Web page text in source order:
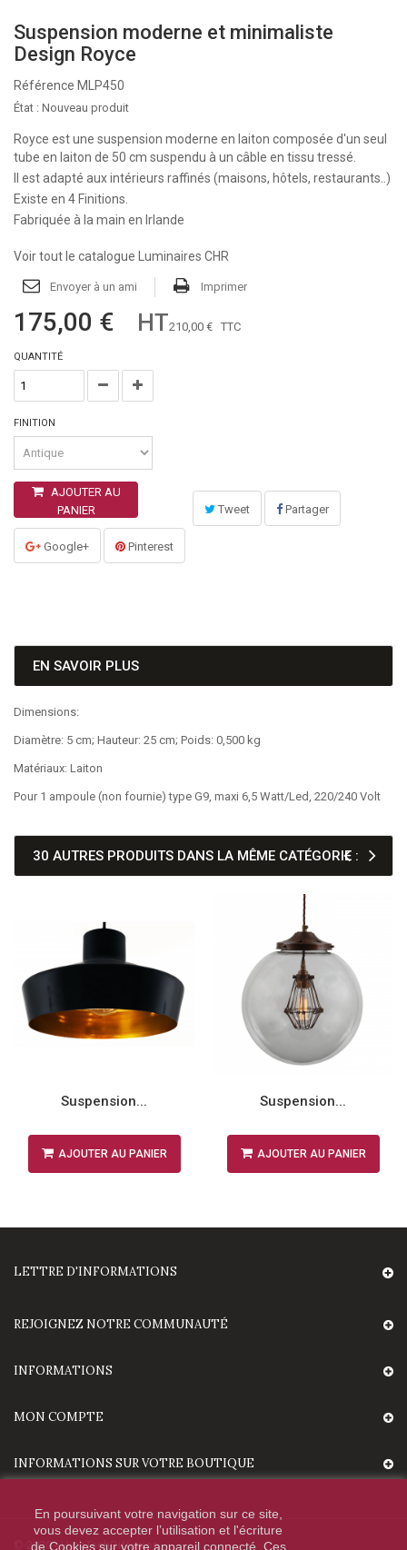
Suspension moderne et minimaliste
Design Royce
Référence MLP450
État : Nouveau produit
Royce est une suspension moderne en laiton composée d'un seul
tube en laiton de 50 cm suspendu à un câble en tissu tressé.
Il est adapté aux intérieurs raffinés (maisons, hôtels, restaurants..)
Existe en 4 Finitions.
Fabriquée à la main en Irlande
Voir tout le catalogue Luminaires CHR
Envoyer à un ami Imprimer
175,00 € HT210,00 € TTC
QUANTITÉ
FINITION
AJOUTER AU
PANIER
Tweet Partager
Google+ Pinterest
EN SAVOIR PLUS
Dimensions:
Diamètre: 5 cm; Hauteur: 25 cm; Poids: 0,500 kg
Matériaux: Laiton
Pour 1 ampoule (non fournie) type G9, maxi 6,5 Watt/Led, 220/240 Volt
30 AUTRES PRODUITS DANS LA MÊME CATÉGORIE :
Suspension...
AJOUTER AU PANIER
Suspension...
AJOUTER AU PANIER
LETTRE D'INFORMATIONS
REJOIGNEZ NOTRE COMMUNAUTÉ
INFORMATIONS
MON COMPTE
INFORMATIONS SUR VOTRE BOUTIQUE
En poursuivant votre navigation sur ce site,
vous devez accepter l’utilisation et l'écriture
de Cookies sur votre appareil connecté. Ces
© 2020 - HighTechDiffusion.